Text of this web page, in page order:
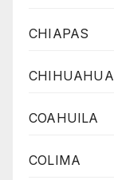
CHIAPAS
CHIHUAHUA
COAHUILA
COLIMA